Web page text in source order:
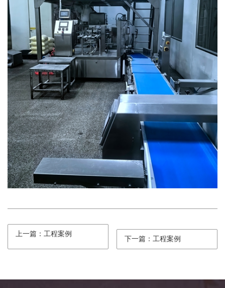
上一篇：工程案例
下一篇：工程案例